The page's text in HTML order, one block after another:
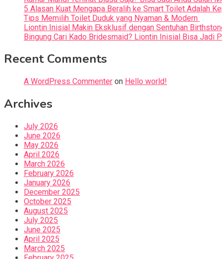
5 Alasan Kuat Mengapa Beralih ke Smart Toilet Adalah
Tips Memilih Toilet Duduk yang Nyaman & Modern
Liontin Inisial Makin Eksklusif dengan Sentuhan
Bingung Cari Kado Bridesmaid? Liontin Inisial Bisa Jadi
Recent Comments
A WordPress Commenter on Hello world!
Archives
July 2026
June 2026
May 2026
April 2026
March 2026
February 2026
January 2026
December 2025
October 2025
August 2025
July 2025
June 2025
April 2025
March 2025